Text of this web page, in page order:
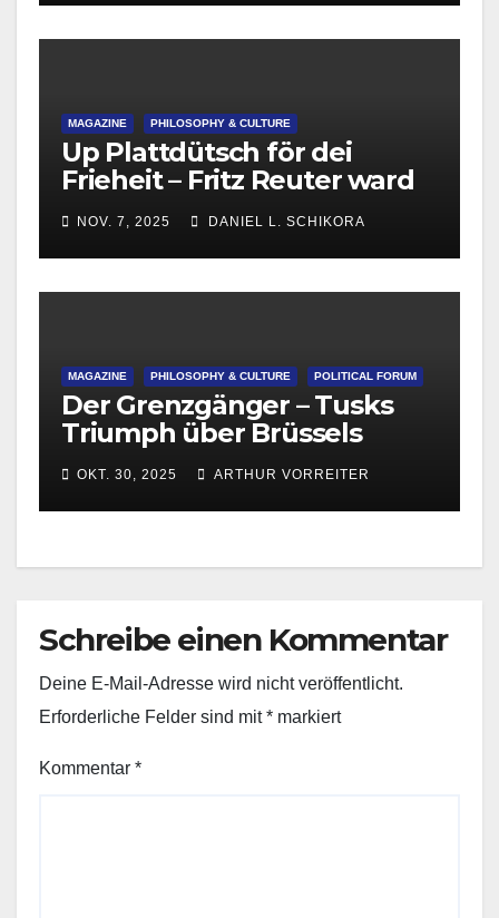
MAGAZINE PHILOSOPHY & CULTURE
Up Plattdütsch för dei
Frieheit – Fritz Reuter ward
215
NOV. 7, 2025 DANIEL L. SCHIKORA
MAGAZINE PHILOSOPHY & CULTURE POLITICAL FORUM
Der Grenzgänger – Tusks
Triumph über Brüssels
Migrationsdoktrin
OKT. 30, 2025 ARTHUR VORREITER
Schreibe einen Kommentar
Deine E-Mail-Adresse wird nicht veröffentlicht.
Erforderliche Felder sind mit* markiert
Kommentar *